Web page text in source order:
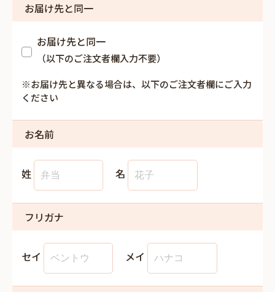
お届け先と同一
お届け先と同一
（以下のご注文者欄入力不要）
※お届け先と異なる場合は、以下のご注文者欄にご入力
ください
お名前
姓 名
フリガナ
セイ メイ